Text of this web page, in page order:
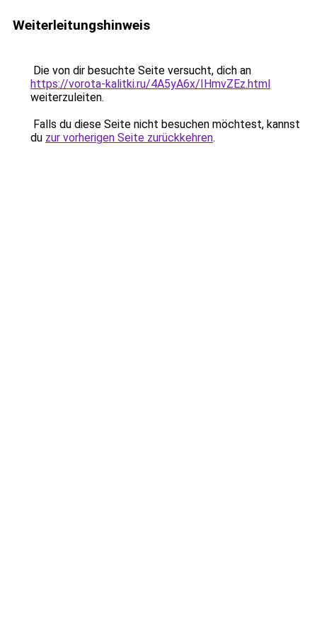
Weiterleitungshinweis
Die von dir besuchte Seite versucht, dich an
https://vorota-kalitki.ru/4A5yA6x/IHmvZEz.html
weiterzuleiten.
Falls du diese Seite nicht besuchen möchtest, kannst
du zur vorherigen Seite zurückkehren.